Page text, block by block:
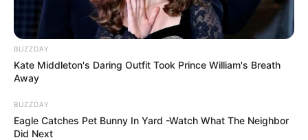
L’indépendant : 7 – 1 – 8 – 5 – 9 – 11 – 13 – 4
La Dépêche : 9 – 5 – 7 – 1 – 6 – 11 – 8 – 13
Le Matin de Lausanne : 9 – 7 – 5 – 8 – 6 – 1 – 12 – 11
Suite des Pronostics en or de la presse PMU pour
Le Parisien : 9 – 8 – 5 – 6 – 7 – 2 – 4 – 14
BUZZDAY
Kate Middleton's Daring Outfit Took Prince William's Breath
Away
BUZZDAY
Eagle Catches Pet Bunny In Yard -Watch What The Neighbor
Did Next